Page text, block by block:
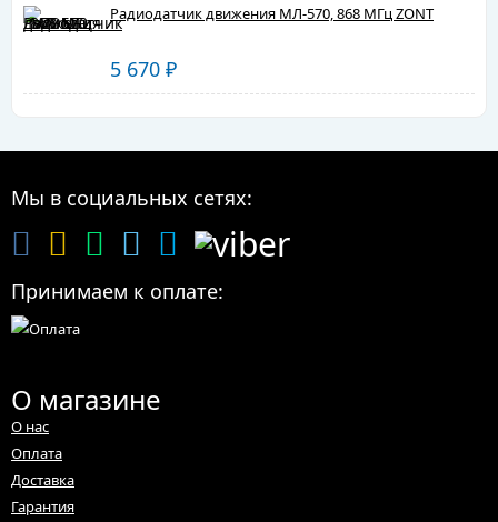
Радиодатчик движения МЛ-570, 868 МГц ZONT
5 670 ₽
Мы в социальных сетях:
Принимаем к оплате:
О магазине
О нас
Оплата
Доставка
Гарантия